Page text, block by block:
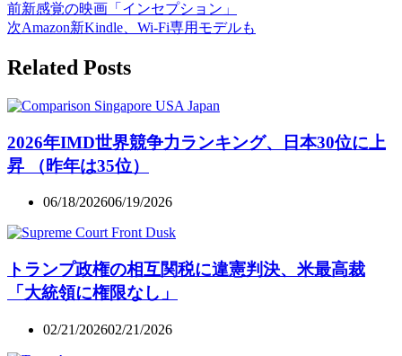
前新感覚の映画「インセプション」
次Amazon新Kindle、Wi-Fi専用モデルも
Related Posts
2026年IMD世界競争力ランキング、日本30位に上
昇 （昨年は35位）
06/18/202606/19/2026
トランプ政権の相互関税に違憲判決、米最高裁
「大統領に権限なし」
02/21/202602/21/2026